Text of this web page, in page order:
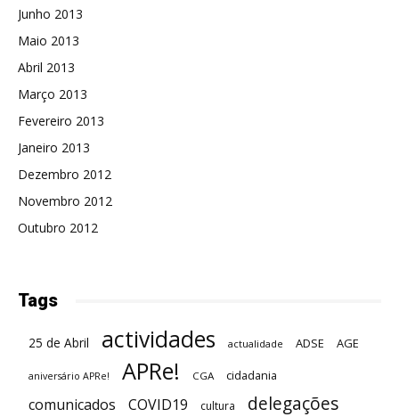
Junho 2013
Maio 2013
Abril 2013
Março 2013
Fevereiro 2013
Janeiro 2013
Dezembro 2012
Novembro 2012
Outubro 2012
Tags
25 de Abril actividades actualidade ADSE AGE
aniversário APRe! APRe! CGA cidadania
comunicados COVID19 cultura delegações